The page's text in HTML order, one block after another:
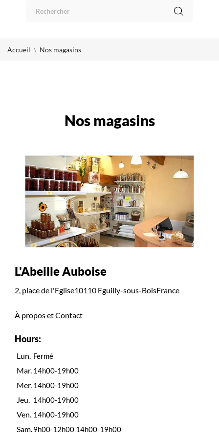
Accueil Nos magasins
Nos magasins
L'Abeille Auboise
2, place de l'Eglise10110 Eguilly-sous-BoisFrance
À propos et Contact
Hours:
Lun. Fermé
Mar. 14h00-19h00
Mer. 14h00-19h00
Jeu. 14h00-19h00
Ven. 14h00-19h00
Sam. 9h00-12h00 14h00-19h00